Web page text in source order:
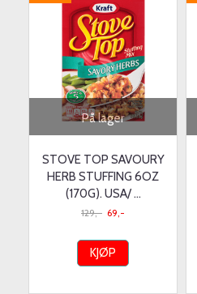
På lager
STOVE TOP SAVOURY
HERB STUFFING 6OZ
(170G). USA/ ...
129,- 69,-
KJØP